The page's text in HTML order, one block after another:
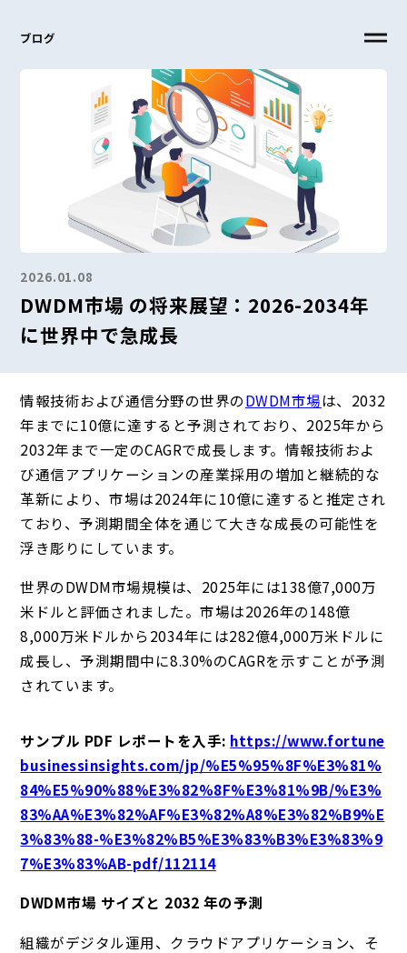
ブログ
2026.01.08
DWDM市場 の将来展望：2026-2034年
に世界中で急成長
情報技術および通信分野の世界のDWDM市場は、2032
年までに10億に達すると予測されており、2025年から
2032年まで一定のCAGRで成長します。情報技術およ
び通信アプリケーションの産業採用の増加と継続的な
革新により、市場は2024年に10億に達すると推定され
ており、予測期間全体を通じて大きな成長の可能性を
浮き彫りにしています。
世界のDWDM市場規模は、2025年には138億7,000万
米ドルと評価されました。市場は2026年の148億
8,000万米ドルから2034年には282億4,000万米ドルに
成長し、予測期間中に8.30%のCAGRを示すことが予測
されています。
サンプル PDF レポートを入手: https://www.fortune
businessinsights.com/jp/%E5%95%8F%E3%81%
84%E5%90%88%E3%82%8F%E3%81%9B/%E3%
83%AA%E3%82%AF%E3%82%A8%E3%82%B9%E
3%83%88-%E3%82%B5%E3%83%B3%E3%83%9
7%E3%83%AB-pdf/112114
DWDM市場 サイズと 2032 年の予測
組織がデジタル運用、クラウドアプリケーション、そ